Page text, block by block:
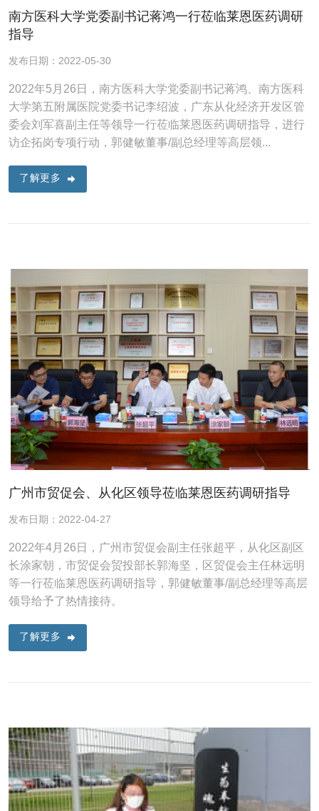
南方医科大学党委副书记蒋鸿一行莅临莱恩医药调研
指导
发布日期：2022-05-30
2022年5月26日，南方医科大学党委副书记蒋鸿、南方医科
大学第五附属医院党委书记李绍波，广东从化经济开发区管
委会刘军喜副主任等领导一行莅临莱恩医药调研指导，进行
访企拓岗专项行动，郭健敏董事/副总经理等高层领...
了解更多
广州市贸促会、从化区领导莅临莱恩医药调研指导
发布日期：2022-04-27
2022年4月26日，广州市贸促会副主任张超平，从化区副区
长涂家朝，市贸促会贸投部长郭海坚，区贸促会主任林远明
等一行莅临莱恩医药调研指导，郭健敏董事/副总经理等高层
领导给予了热情接待。
了解更多